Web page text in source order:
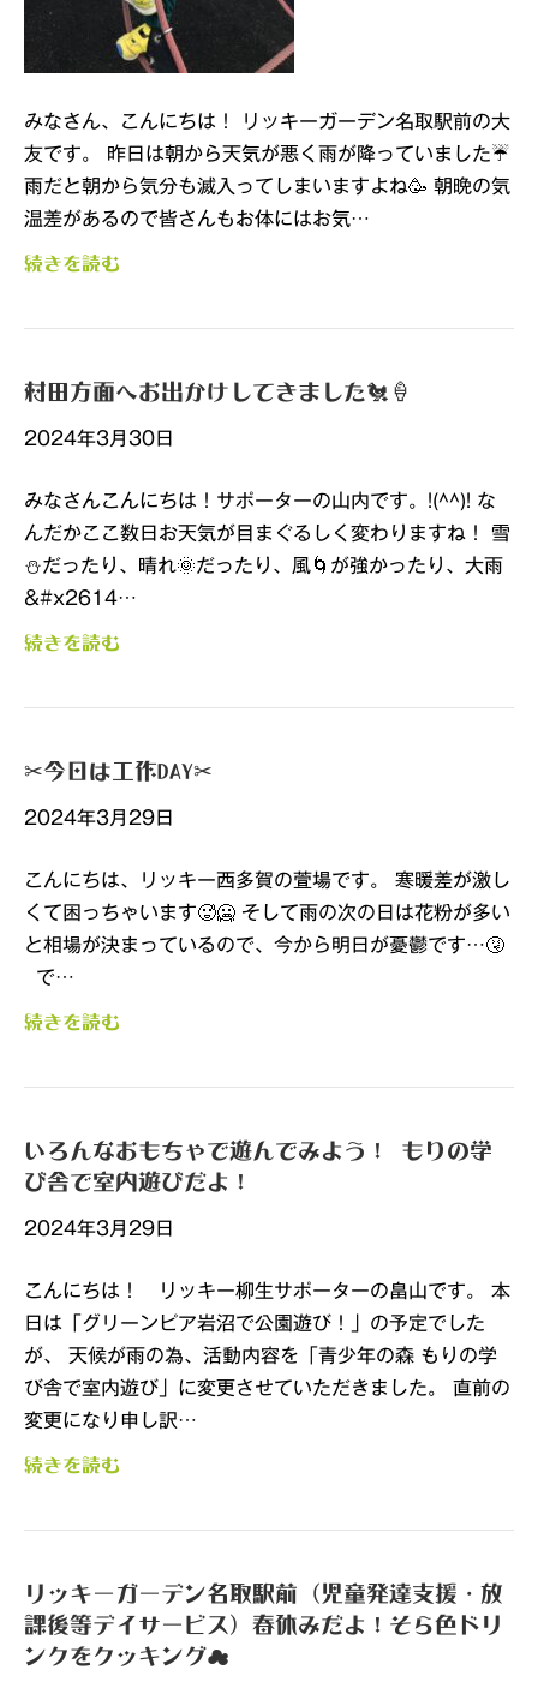
みなさん、こんにちは！ リッキーガーデン名取駅前の大
友です。 昨日は朝から天気が悪く雨が降っていました☔
雨だと朝から気分も滅入ってしまいますよね🥳 朝晩の気
温差があるので皆さんもお体にはお気…
続きを読む
村田方面へお出かけしてきました🐔🍦
2024年3月30日
みなさんこんにちは！サポーターの山内です。!(^^)! な
んだかここ数日お天気が目まぐるしく変わりますね！ 雪
⛄だったり、晴れ🌞だったり、風🌀が強かったり、大雨
&#x2614…
続きを読む
✂今日は工作DAY✂
2024年3月29日
こんにちは、リッキー西多賀の萱場です。 寒暖差が激し
くて困っちゃいます🥵🥶 そして雨の次の日は花粉が多い
と相場が決まっているので、今から明日が憂鬱です…🤧
で…
続きを読む
いろんなおもちゃで遊んでみよう！ もりの学
び舎で室内遊びだよ！
2024年3月29日
こんにちは！ リッキー柳生サポーターの畠山です。 本
日は「グリーンピア岩沼で公園遊び！」の予定でした
が、 天候が雨の為、活動内容を「青少年の森 もりの学
び舎で室内遊び」に変更させていただきました。 直前の
変更になり申し訳…
続きを読む
リッキーガーデン名取駅前（児童発達支援・放
課後等デイサービス）春休みだよ！そら色ドリ
ンクをクッキング☁